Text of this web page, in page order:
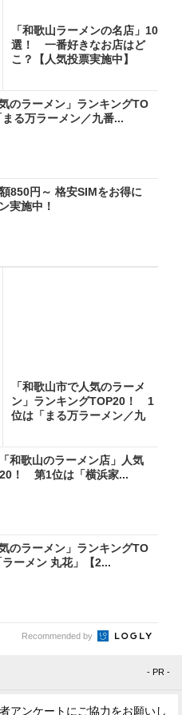
「和歌山ラーメンの名店」10
選！ 一番好きなお店はど
こ？【人気投票実施中】
のラーメン」ランキングTO
る万ラーメン／九番...
850円～ 格安SIMをお得に
実施中！
「和歌山市で人気のラーメ
ン」ランキングTOP20！ 1
位は「まる万ラーメン／九
和歌山のラーメン店」人気
！ 第1位は「横浜家...
のラーメン」ランキングTO
ーメン 丸花」【2...
Recommended by
- PR -
アンケートにご協力をお願いし